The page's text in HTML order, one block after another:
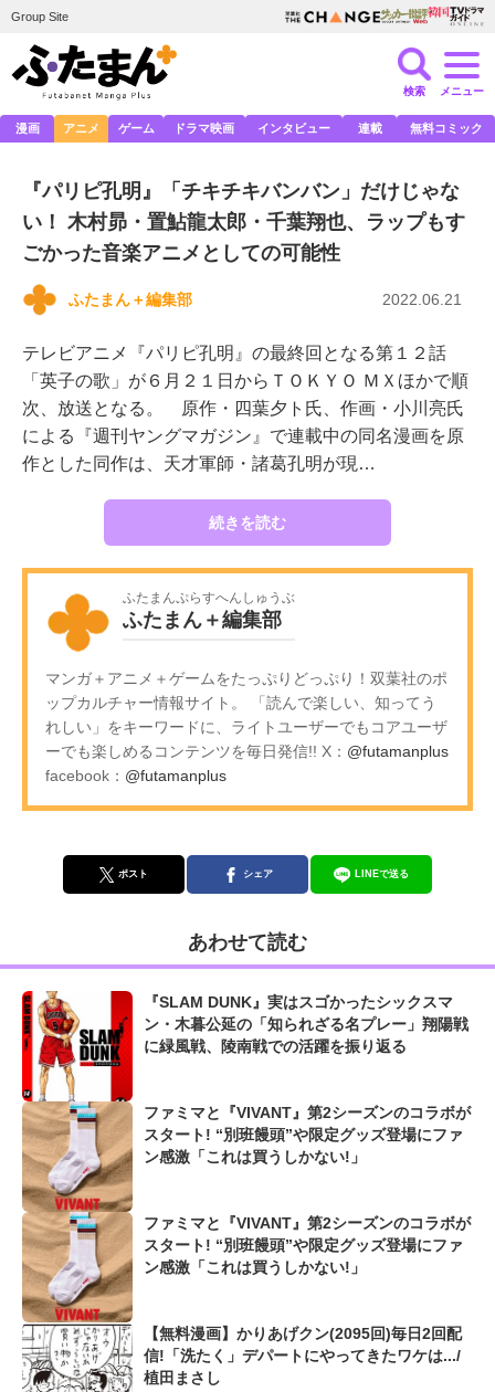
Group Site
検索 メニュー
漫画 アニメ ゲーム ドラマ映画 インタビュー 連載 無料コミック
『パリピ孔明』「チキチキバンバン」だけじゃな
い！ 木村昴・置鮎龍太郎・千葉翔也、ラップもす
ごかった音楽アニメとしての可能性
ふたまん＋編集部 2022.06.21
テレビアニメ『パリピ孔明』の最終回となる第１２話
「英子の歌」が６月２１日からＴＯＫＹＯ ＭＸほかで順
次、放送となる。 原作・四葉夕ト氏、作画・小川亮氏
による『週刊ヤングマガジン』で連載中の同名漫画を原
作とした同作は、天才軍師・諸葛孔明が現…
続きを読む
ふたまんぷらすへんしゅうぶ
ふたまん＋編集部
マンガ＋アニメ＋ゲームをたっぷりどっぷり！双葉社のポ
ップカルチャー情報サイト。 「読んで楽しい、知ってう
れしい」をキーワードに、ライトユーザーでもコアユーザ
ーでも楽しめるコンテンツを毎日発信!! X： @futamanplus
facebook： @futamanplus
ポスト シェア LINEで送る
あわせて読む
『SLAM DUNK』実はスゴかったシックスマ
ン・木暮公延の「知られざる名プレー」翔陽戦
に緑風戦、陵南戦での活躍を振り返る
ファミマと『VIVANT』第2シーズンのコラボが
スタート! “別班饅頭”や限定グッズ登場にファ
ン感激「これは買うしかない!」
ファミマと『VIVANT』第2シーズンのコラボが
スタート! “別班饅頭”や限定グッズ登場にファ
ン感激「これは買うしかない!」
【無料漫画】かりあげクン(2095回)毎日2回配
信!「洗たく」デパートにやってきたワケは.../
植田まさし